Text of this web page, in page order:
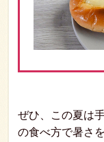
ぜひ、この夏は
の食べ方で暑さ